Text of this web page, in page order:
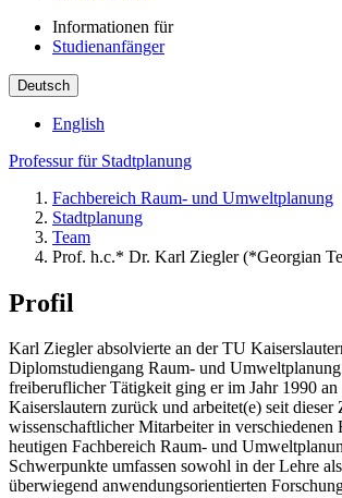
Informationen für
Studienanfänger
Deutsch
English
Professur für Stadtplanung
Fachbereich Raum- und Umweltplanung
Stadtplanung
Team
Prof. h.c.* Dr. Karl Ziegler (*Georgian
Profil
Karl Ziegler absolvierte an der TU
Diplomstudiengang Raum- und
freiberuflicher Tätigkeit ging er im Jahr 1990
Kaiserslautern zurück und arbeitet(e) seit dieser
wissenschaftlicher Mitarbeiter in verschiedenen
heutigen Fachbereich Raum- und
Schwerpunkte umfassen sowohl in der Lehre
überwiegend anwendungsorientierten